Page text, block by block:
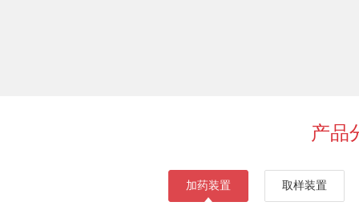
产品
加药装置 取样装置